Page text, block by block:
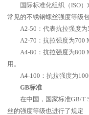
国际标准化组织（ISO
常见的不锈钢螺丝强度等级
A2-50：代表抗拉强度为
A2-70：抗拉强度为700
A4-80：抗拉强度为800
用。
A4-100：抗拉强度为
GB标准
在中国，国家标准GB/T
丝的强度等级也进行了规定